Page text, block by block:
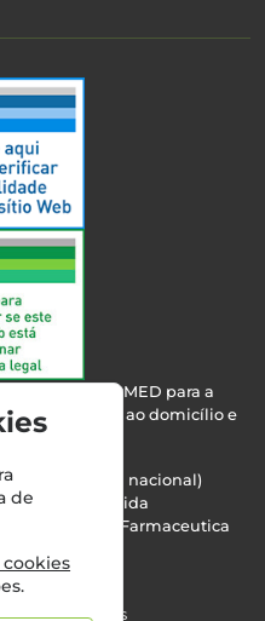
pelo INFARMED para a
de saúde ao domicílio e
para rede fixa nacional)
Teresa Almeida
- Sociedade Farmaceutica
2994
reservados
de